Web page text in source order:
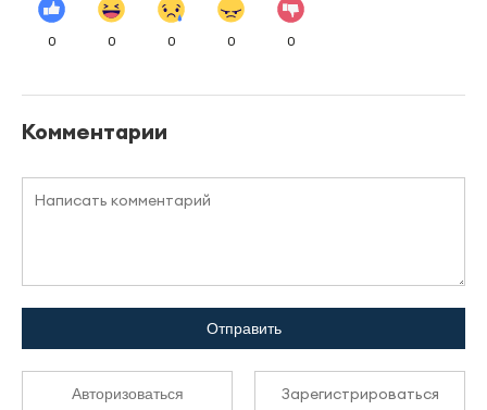
0 0 0 0 0
Комментарии
Отправить
Авторизоваться Зарегистрироваться